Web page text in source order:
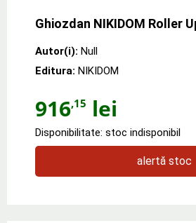
Ghiozdan NIKIDOM Roller
Autor(i): Null
Editura: NIKIDOM
916,15 lei
Disponibilitate: stoc indisponibil
alertă stoc